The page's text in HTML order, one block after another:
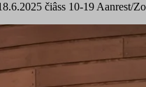
čiâss 10-19 Aanrest/